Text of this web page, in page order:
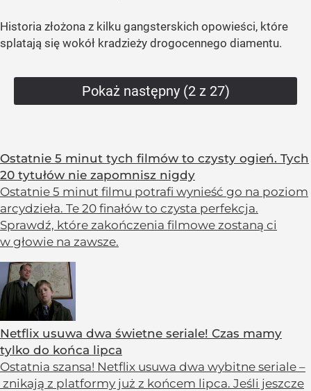
Historia złożona z kilku gangsterskich opowieści, które
splatają się wokół kradzieży drogocennego diamentu.
Pokaż następny (2 z 27)
Ostatnie 5 minut tych filmów to czysty ogień. Tych
20 tytułów nie zapomnisz nigdy
Ostatnie 5 minut filmu potrafi wynieść go na poziom
arcydzieła. Te 20 finałów to czysta perfekcja.
Sprawdź, które zakończenia filmowe zostaną ci
w głowie na zawsze.
Netflix usuwa dwa świetne seriale! Czas mamy
tylko do końca lipca
Ostatnia szansa! Netflix usuwa dwa wybitne seriale –
znikają z platformy już z końcem lipca. Jeśli jeszcze